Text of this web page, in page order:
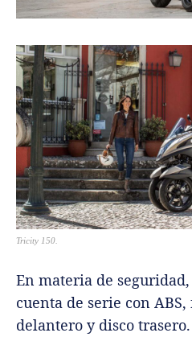
Tricity 150.
En materia de
cuenta de serie con
delantero y disco